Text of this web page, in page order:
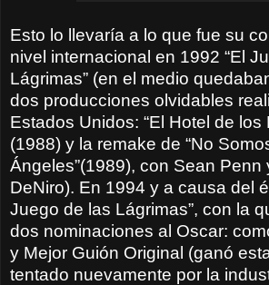
Esto lo llevaría a lo que fue su
nivel internacional en 1992 “El
Lágrimas” (en el medio
dos producciones olvidables
Estados Unidos: “El Hotel de los
(1988) y la remake de “No
Ángeles”(1989), con Sean Penn
DeNiro). En 1994 y a causa del
Juego de las Lágrimas”, con la
dos nominaciones al Oscar:
y Mejor Guión Original (ganó
tentado nuevamente por la